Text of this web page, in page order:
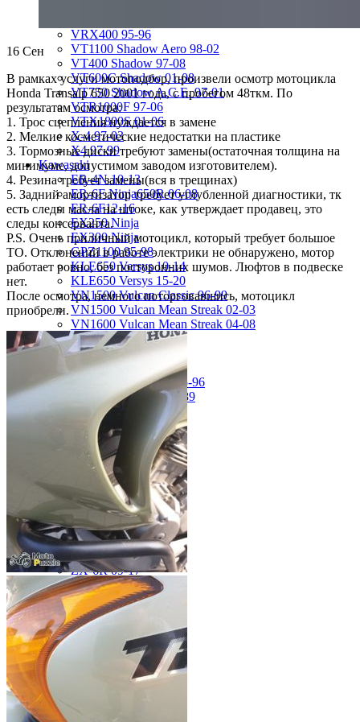
VRX400 95-96
VT1100 Shadow Aero 98-02
VT400 Shadow 97-08
VT600C Shadow 01-08
VT750 Shadow A.C.E. 97-01
VTR1000F 97-06
VTX1800S 01-06
X-4 97-03
X4 97-99
Kawasaki
ER-4N 10-13
ER-6F Ninja650R 06-08
ER-6F12-16
EX250 Ninja
EX300 Ninja
GPZ1100 95-98
KLE650 Versys 10-14
KLE650 Versys 15-20
VN1500 Vulcan Classic 96-99
VN1500 Vulcan Mean Streak 02-03
VN1600 Vulcan Mean Streak 04-08
Z-1000 07-09
Z-250 13-17
Z-750 04-06
ZL400D Eliminator 95-96
ZL750 Eliminator 86-89
ZR-7 99-03
ZX-10R 04-05
ZX-10R 06-07
ZX-10R Ninja 06-07
ZX-10R Ninja 08-10
ZX-10R Ninja 11-15
ZX-12R Ninja 02-06
ZX-6R 00-01
ZX-6R 03-04
ZX-6R 05-06
ZX-6R 07-08
ZX-6R 09-17
ZX-6R 13-16
ZX-6R 98-99
ZX-9R 94-97
ZX-9R 98-99
ZX-9R Ninja 00-03
ZXR400 89-90
ZZR1400 06-11
ZZR250 92-07
KTM
16 Сен
В рамках услуги мотоподбор, произвели осмотр мотоцикла
Honda Transalp 650 2001 года, с пробегом 48ткм. По
результатам осмотра:
1. Трос сцепления нуждается в замене
2. Мелкие косметические недостатки на пластике
3. Тормозные диски требуют замены(остаточная толщина на
минимуме, допустимом заводом изготовителем).
4. Резина требует замены(вся в трещинах)
5. Задний амортизатор требует углубленной диагностики, тк
есть следы масла на штоке, как утверждает продавец, это
следы консерванта.
P.S. Очень приличный мотоцикл, который требует большое
ТО. Отклонений в работе электрики не обнаружено, мотор
работает ровно, без посторонних шумов. Люфтов в подвеске
нет.
После осмотра, немного поторговавшись, мотоцикл
приобрели.